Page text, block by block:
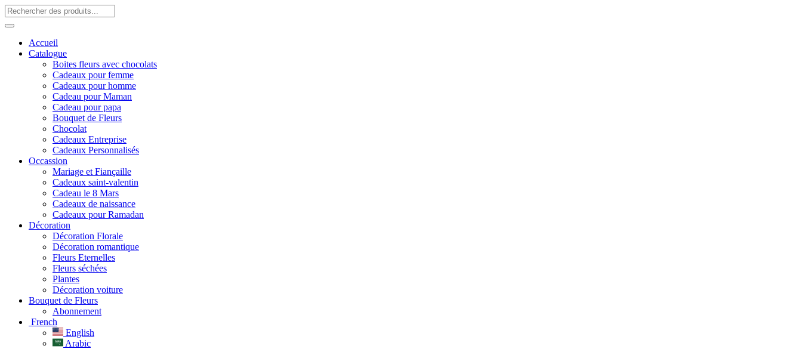
Accueil
Catalogue
Boites fleurs avec chocolats
Cadeaux pour femme
Cadeaux pour homme
Cadeau pour Maman
Cadeau pour papa
Bouquet de Fleurs
Chocolat
Cadeaux Entreprise
Cadeaux Personnalisés
Occassion
Mariage et Fiançaille
Cadeaux saint-valentin
Cadeau le 8 Mars
Cadeaux de naissance
Cadeaux pour Ramadan
Décoration
Décoration Florale
Décoration romantique
Fleurs Eternelles
Fleurs séchées
Plantes
Décoration voiture
Bouquet de Fleurs
Abonnement
French
English
Arabic